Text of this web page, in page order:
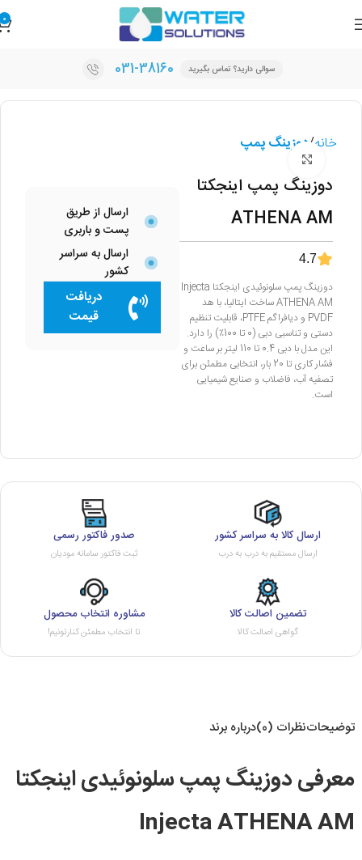
0
سوالی دارید؟ تماس بگیرید 031-38160
خانه دوزینگ پمپ
ارسال از طریق
پست و باربری
ارسال به سراسر
کشور
دریافت
قیمت
دوزینگ پمپ اینجکتا
ATHENA AM
4.7
دوزینگ پمپ سلونوئیدی اینجکتا Injecta
ATHENA AM ساخت ایتالیا، با هد
PVDF و دیافراگم PTFE، قابلیت تنظیم
دستی و تناسبی دبی (0 تا 100٪) را دارد.
این مدل با دبی 0.4 تا 110 لیتر بر ساعت و
فشار کاری تا 20 بار، انتخابی مطمئن برای
تصفیه آب، فاضلاب و صنایع شیمیایی
است.
ارسال کالا به سراسر کشور
ارسال مستقیم به درب به درب
صدور فاکتور رسمی
ثبت فاکتور سامانه مودیان
تضمین اصالت کالا
گواهی اصالت کالا
مشاوره انتخاب محصول
تا انتخاب مطمئن کنارتونیم!
توضیحاتنظرات (0) درباره برند
معرفی دوزینگ پمپ سلونوئیدی اینجکتا
Injecta ATHENA AM